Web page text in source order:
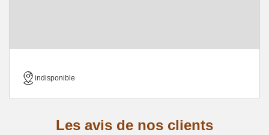
indisponible
Les avis de nos clients